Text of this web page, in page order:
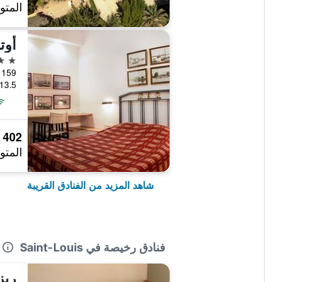
3 نجوم
159 Rue Blaise Diagne, Saint-Louis, السنغال
13.5 كيلومتر عن وسط المدينة
402 ﷼
شاهد المزيد من الفنادق القريبة
فنادق رخيصة في Saint-Louis